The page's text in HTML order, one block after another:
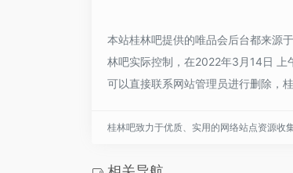
本站桂林吧提供的唯品会后台都来源
林吧实际控制，在2022年3月14日 上
可以直接联系网站管理员进行删除，
桂林吧致力于优质、实用的网络站点资源收